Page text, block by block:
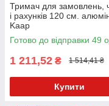
Тримач для замовлень,
і рахунків 120 см.
Kaap
Готово до відправки 49
1 211,52 ₴ 1 514,41 ₴
Купити